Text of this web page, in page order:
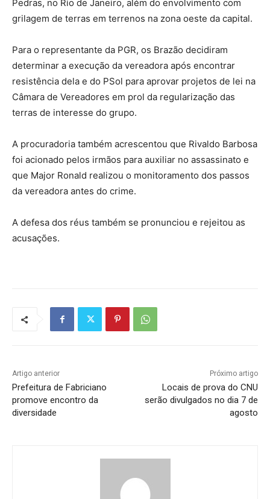
Pedras, no Rio de Janeiro, além do envolvimento com
grilagem de terras em terrenos na zona oeste da capital.
Para o representante da PGR, os Brazão decidiram
determinar a execução da vereadora após encontrar
resistência dela e do PSol para aprovar projetos de lei na
Câmara de Vereadores em prol da regularização das
terras de interesse do grupo.
A procuradoria também acrescentou que Rivaldo Barbosa
foi acionado pelos irmãos para auxiliar no assassinato e
que Major Ronald realizou o monitoramento dos passos
da vereadora antes do crime.
A defesa dos réus também se pronunciou e rejeitou as
acusações.
Artigo anterior
Prefeitura de Fabriciano
promove encontro da
diversidade
Próximo artigo
Locais de prova do CNU
serão divulgados no dia 7 de
agosto